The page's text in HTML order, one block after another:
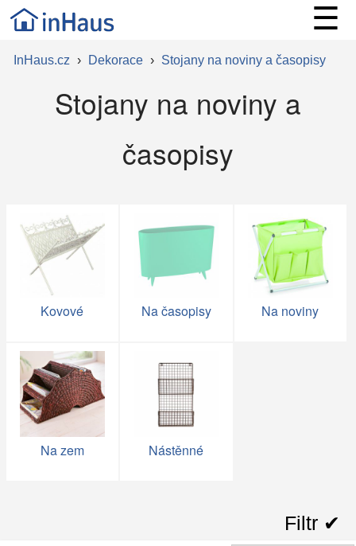
☰
InHaus.cz › Dekorace › Stojany na noviny a časopisy
Stojany na noviny a
časopisy
Kovové Na časopisy Na noviny
Na zem Nástěnné
Filtr ✔︎